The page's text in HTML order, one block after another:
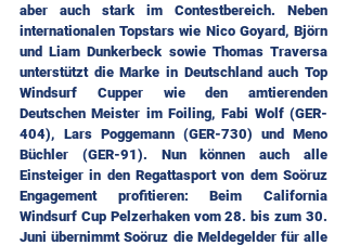
aber auch stark im Contestbereich. Neben
internationalen Topstars wie Nico Goyard, Björn
und Liam Dunkerbeck sowie Thomas Traversa
unterstützt die Marke in Deutschland auch Top
Windsurf Cupper wie den amtierenden
Deutschen Meister im Foiling, Fabi Wolf (GER-
404), Lars Poggemann (GER-730) und Meno
Büchler (GER-91). Nun können auch alle
Einsteiger in den Regattasport von dem Soöruz
Engagement profitieren: Beim California
Windsurf Cup Pelzerhaken vom 28. bis zum 30.
Juni übernimmt Soöruz die Meldegelder für alle